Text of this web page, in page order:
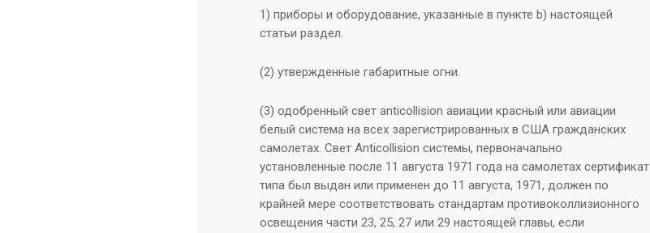
1) приборы и оборудование, указанные в пункте b) настоящей
статьи раздел.
(2) утвержденные габаритные огни.
(3) одобренный свет anticollision авиации красный или авиации
белый система на всех зарегистрированных в США гражданских
самолетах. Свет Anticollision системы, первоначально
установленные после 11 августа 1971 года на самолетах сертификат
типа был выдан или применен до 11 августа, 1971, должен по
крайней мере соответствовать стандартам противоколлизионного
освещения части 23, 25, 27 или 29 настоящей главы, если